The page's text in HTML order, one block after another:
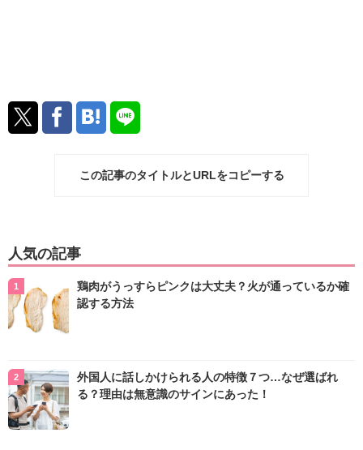
この記事のタイトルとURLをコピーする
人気の記事
鶏肉がうっすらピンクは大丈夫？火が通っているか確
認する方法
外国人に話しかけられる人の特徴７つ…なぜ選ばれ
る？理由は無意識のサインにあった！